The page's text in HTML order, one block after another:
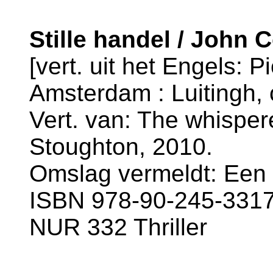
Stille handel / John
[vert. uit het Engels:
Amsterdam : Luitingh,
Vert. van: The
Stoughton, 2010.
Omslag vermeldt:
ISBN 978-90-245-
NUR 332 Thriller